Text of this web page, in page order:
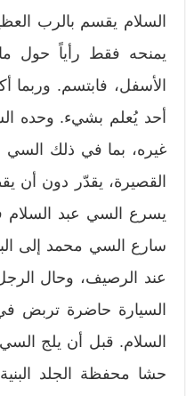
السلام يقسم بالرب
يمنحه فقط رأياً حول
الأسفل، فابتسم.
أحد يُعلم بشيء. وحده
غيره، بما في ذلك السي
القصيرة، يقدّر دون أن
يسرع السي عبد السلام
سارع السي محمد إلى
عند الرصيف، وحال
السيارة حاضرة تربض
السلام. قبل أن يلج
حشا محفظة الجلد